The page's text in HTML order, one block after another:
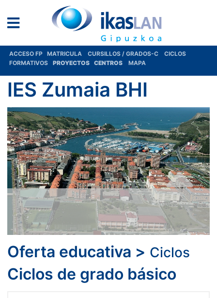
ACCESO FP MATRICULA CURSILLOS / GRADOS-C
CICLOS
FORMATIVOS
PROYECTOS CENTROS MAPA
IES Zumaia BHI
Oferta educativa > Ciclos
Ciclos de grado básico